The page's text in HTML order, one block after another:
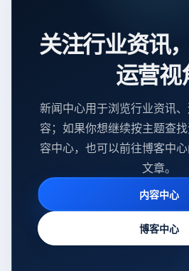
关注行业资讯
运营视
新闻中心用于浏览行业资讯
容；如果你想继续按主题查
容中心，也可以前往博客中
文章。
内容中心
博客中心